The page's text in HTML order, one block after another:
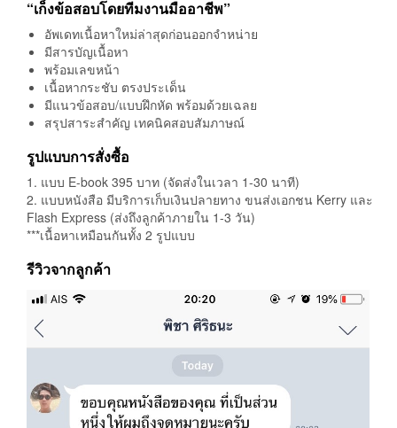
“เก็งข้อสอบโดยทีมงานมืออาชีพ”
อัพเดทเนื้อหาใหม่ล่าสุดก่อนออกจำหน่าย
มีสารบัญเนื้อหา
พร้อมเลขหน้า
เนื้อหากระชับ ตรงประเด็น
มีแนวข้อสอบ/แบบฝึกหัด พร้อมด้วยเฉลย
สรุปสาระสำคัญ เทคนิคสอบสัมภาษณ์
รูปแบบการสั่งซื้อ
1. แบบ E-book 395 บาท (จัดส่งในเวลา 1-30 นาที)
2. แบบหนังสือ มีบริการเก็บเงินปลายทาง ขนส่งเอกชน Kerry และ
Flash Express (ส่งถึงลูกค้าภายใน 1-3 วัน)
***เนื้อหาเหมือนกันทั้ง 2 รูปแบบ
รีวิวจากลูกค้า